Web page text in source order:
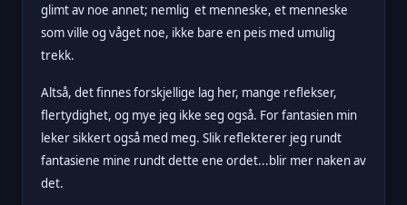
glimt av noe annet; nemlig et menneske, et menneske
som ville og våget noe, ikke bare en peis med umulig
trekk.
Altså, det finnes forskjellige lag her, mange reflekser,
flertydighet, og mye jeg ikke seg også. For fantasien min
leker sikkert også med meg. Slik reflekterer jeg rundt
fantasiene mine rundt dette ene ordet...blir mer naken av
det.